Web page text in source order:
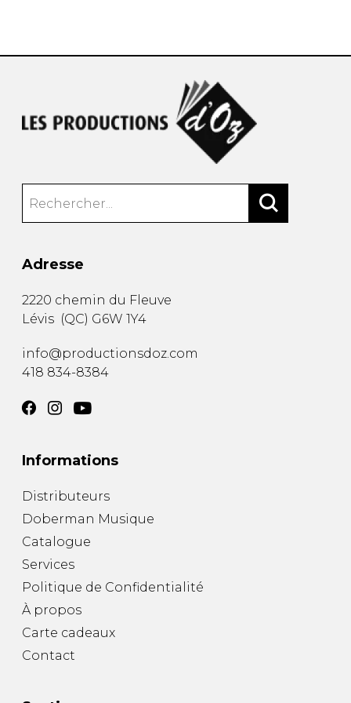
Adresse
2220 chemin du Fleuve
Lévis (QC) G6W 1Y4
info@productionsdoz.com
418 834-8384
Informations
Distributeurs
Doberman Musique
Catalogue
Services
Politique de Confidentialité
À propos
Carte cadeaux
Contact